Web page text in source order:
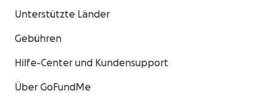
Unterstützte Länder
Gebühren
Hilfe-Center und Kundensupport
Über GoFundMe